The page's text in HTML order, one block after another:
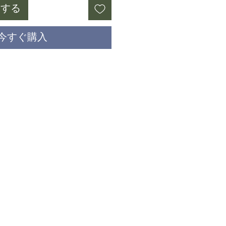
る
すぐ購入